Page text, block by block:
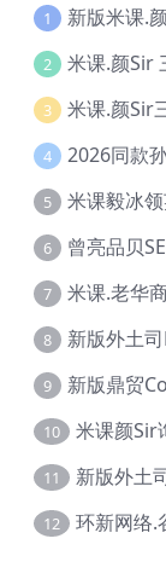
1
2
3
4
5
6
7
8
9
10 米课颜Sir
11 新版外土
12